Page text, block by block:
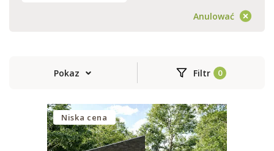
Anulować
Pokaz Filtr
Niska cena